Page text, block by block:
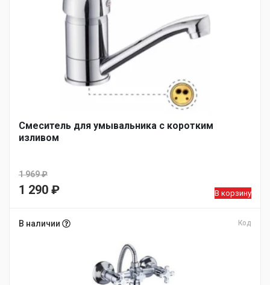
Смеситель для умывальника с коротким
изливом
1 969₽
Первоначальная
составляла
1 290 ₽
цена:
В корзину
В наличии Код